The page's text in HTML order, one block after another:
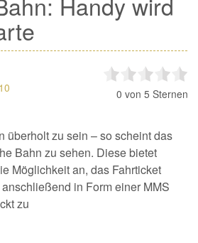
0 von 5 Sternen
überholt zu sein – so scheint das
Bahn zu sehen. Diese bietet
Möglichkeit an, das Fahrticket
in Form einer MMS
zu